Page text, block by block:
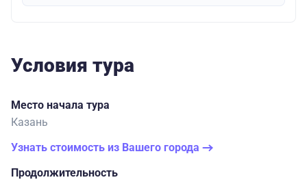
Условия тура
Место начала тура
Казань
Узнать стоимость из Вашего города
Продолжительность